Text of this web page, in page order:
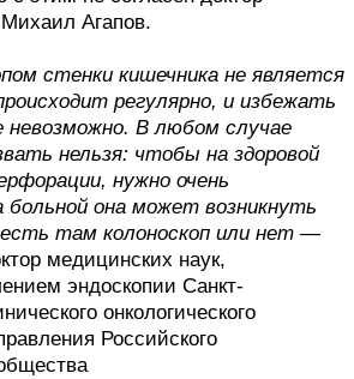
Агапов.
стенки кишечника не является
регулярно, и избежать
невозможно. В любом случае
нельзя: чтобы на здоровой
нужно очень
больной она может возникнуть
есть там колоноскоп или нет —
медицинских наук,
эндоскопии Санкт-
онкологического
Российского